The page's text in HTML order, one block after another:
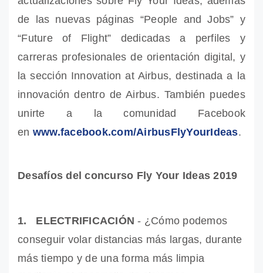
de las nuevas páginas “People and Jobs” y
“Future of Flight” dedicadas a perfiles y
carreras profesionales de orientación digital, y
la sección Innovation at Airbus, destinada a la
innovación dentro de Airbus. También puedes
unirte a la comunidad Facebook
en www.facebook.com/AirbusFlyYourIdeas.
Desafíos del concurso Fly Your Ideas 2019
1. ELECTRIFICACIÓN- ¿Cómo podemos
conseguir volar distancias más largas, durante
más tiempo y de una forma más limpia